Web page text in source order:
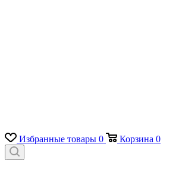
Избранные товары 0 Корзина 0